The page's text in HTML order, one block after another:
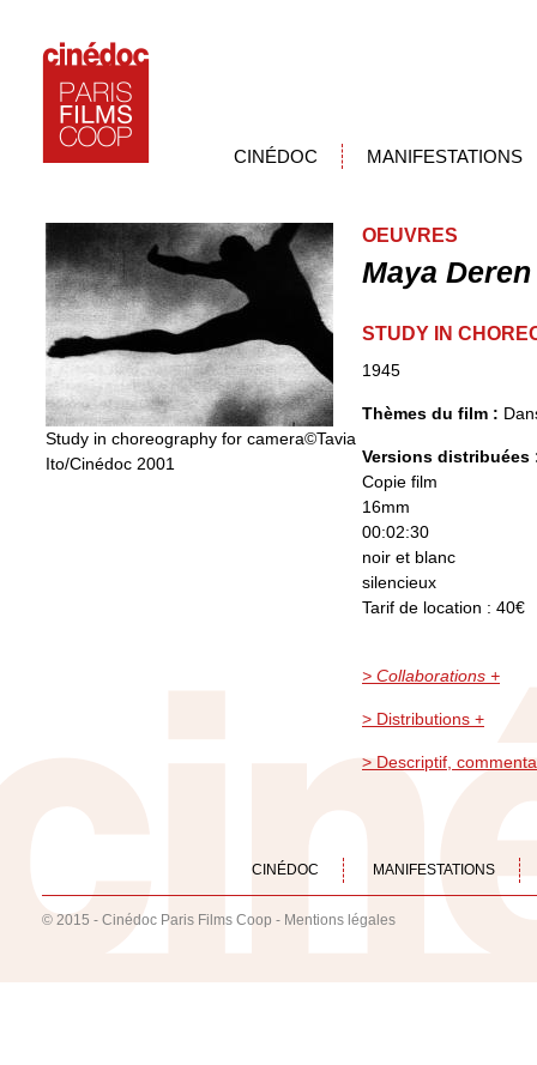
CINÉDOC MANIFESTATIONS
Study in choreography for camera©Tavia
Ito/Cinédoc 2001
OEUVRES
Maya Deren
STUDY IN
1945
Thèmes du film :
Versions
Copie film
16mm
00:02:30
noir et blanc
silencieux
Tarif de location : 40€
> Collaborations +
> Distributions +
> Descriptif,
CINÉDOC MANIFESTATIONS
© 2015 - Cinédoc Paris Films Coop - Mentions légales